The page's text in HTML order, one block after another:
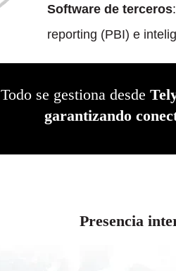
Software de terceros
reporting (PBI) e
Todo se gestiona desde
garantizando
Presencia